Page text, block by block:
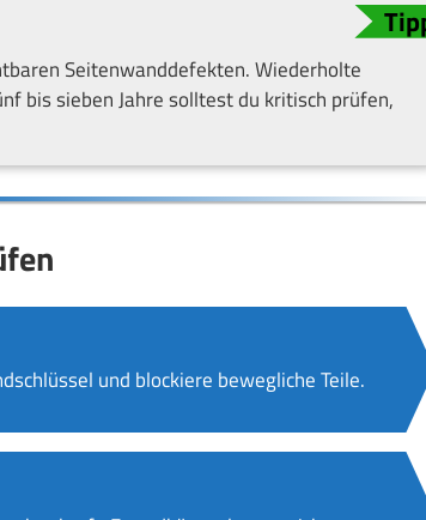
Seitenwanddefekten. Wiederholte
bis sieben Jahre solltest du kritisch prüfen,
und blockiere bewegliche Teile.